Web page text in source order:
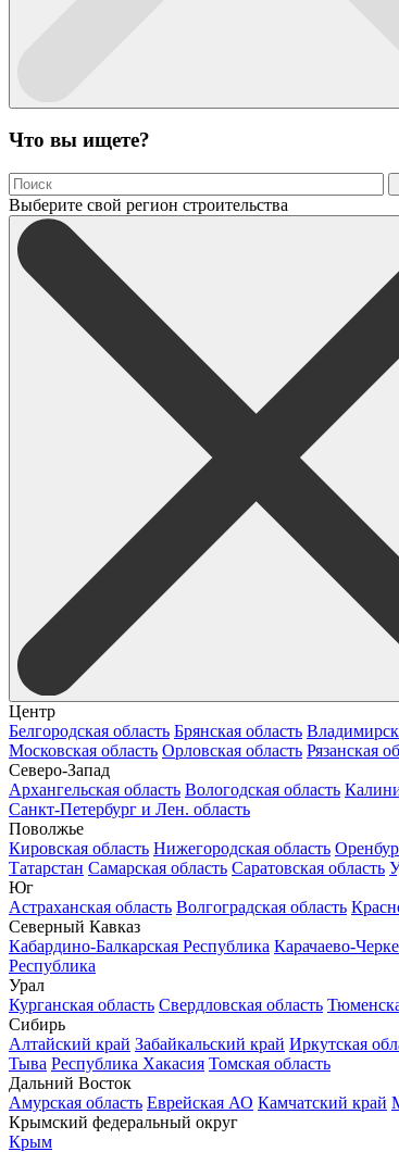
Что вы ищете?
Выберите свой регион строительства
Центр
Белгородская область Брянская область
Московская область Орловская область Рязанская
Северо-Запад
Архангельская область Вологодская область
Санкт-Петербург и Лен. область
Поволжье
Кировская область Нижегородская область
Татарстан Самарская область Саратовская область
Юг
Астраханская область Волгоградская область
Северный Кавказ
Кабардино-Балкарская Республика Карачаево-
Республика
Урал
Курганская область Свердловская область
Сибирь
Алтайский край Забайкальский край Иркутская
Тыва Республика Хакасия Томская область
Дальний Восток
Амурская область Еврейская АО Камчатский край
Крымский федеральный округ
Крым